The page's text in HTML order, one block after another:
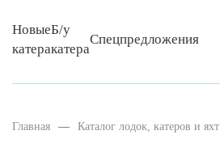
Новые
катера
Б/у
катера
Спецпредложения
Главная Каталог лодок, катеров и яхт